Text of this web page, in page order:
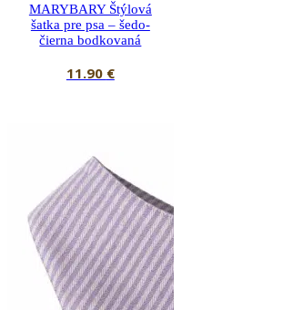
MARYBARY Štýlová
šatka pre psa – šedo-
čierna bodkovaná
11.90 €